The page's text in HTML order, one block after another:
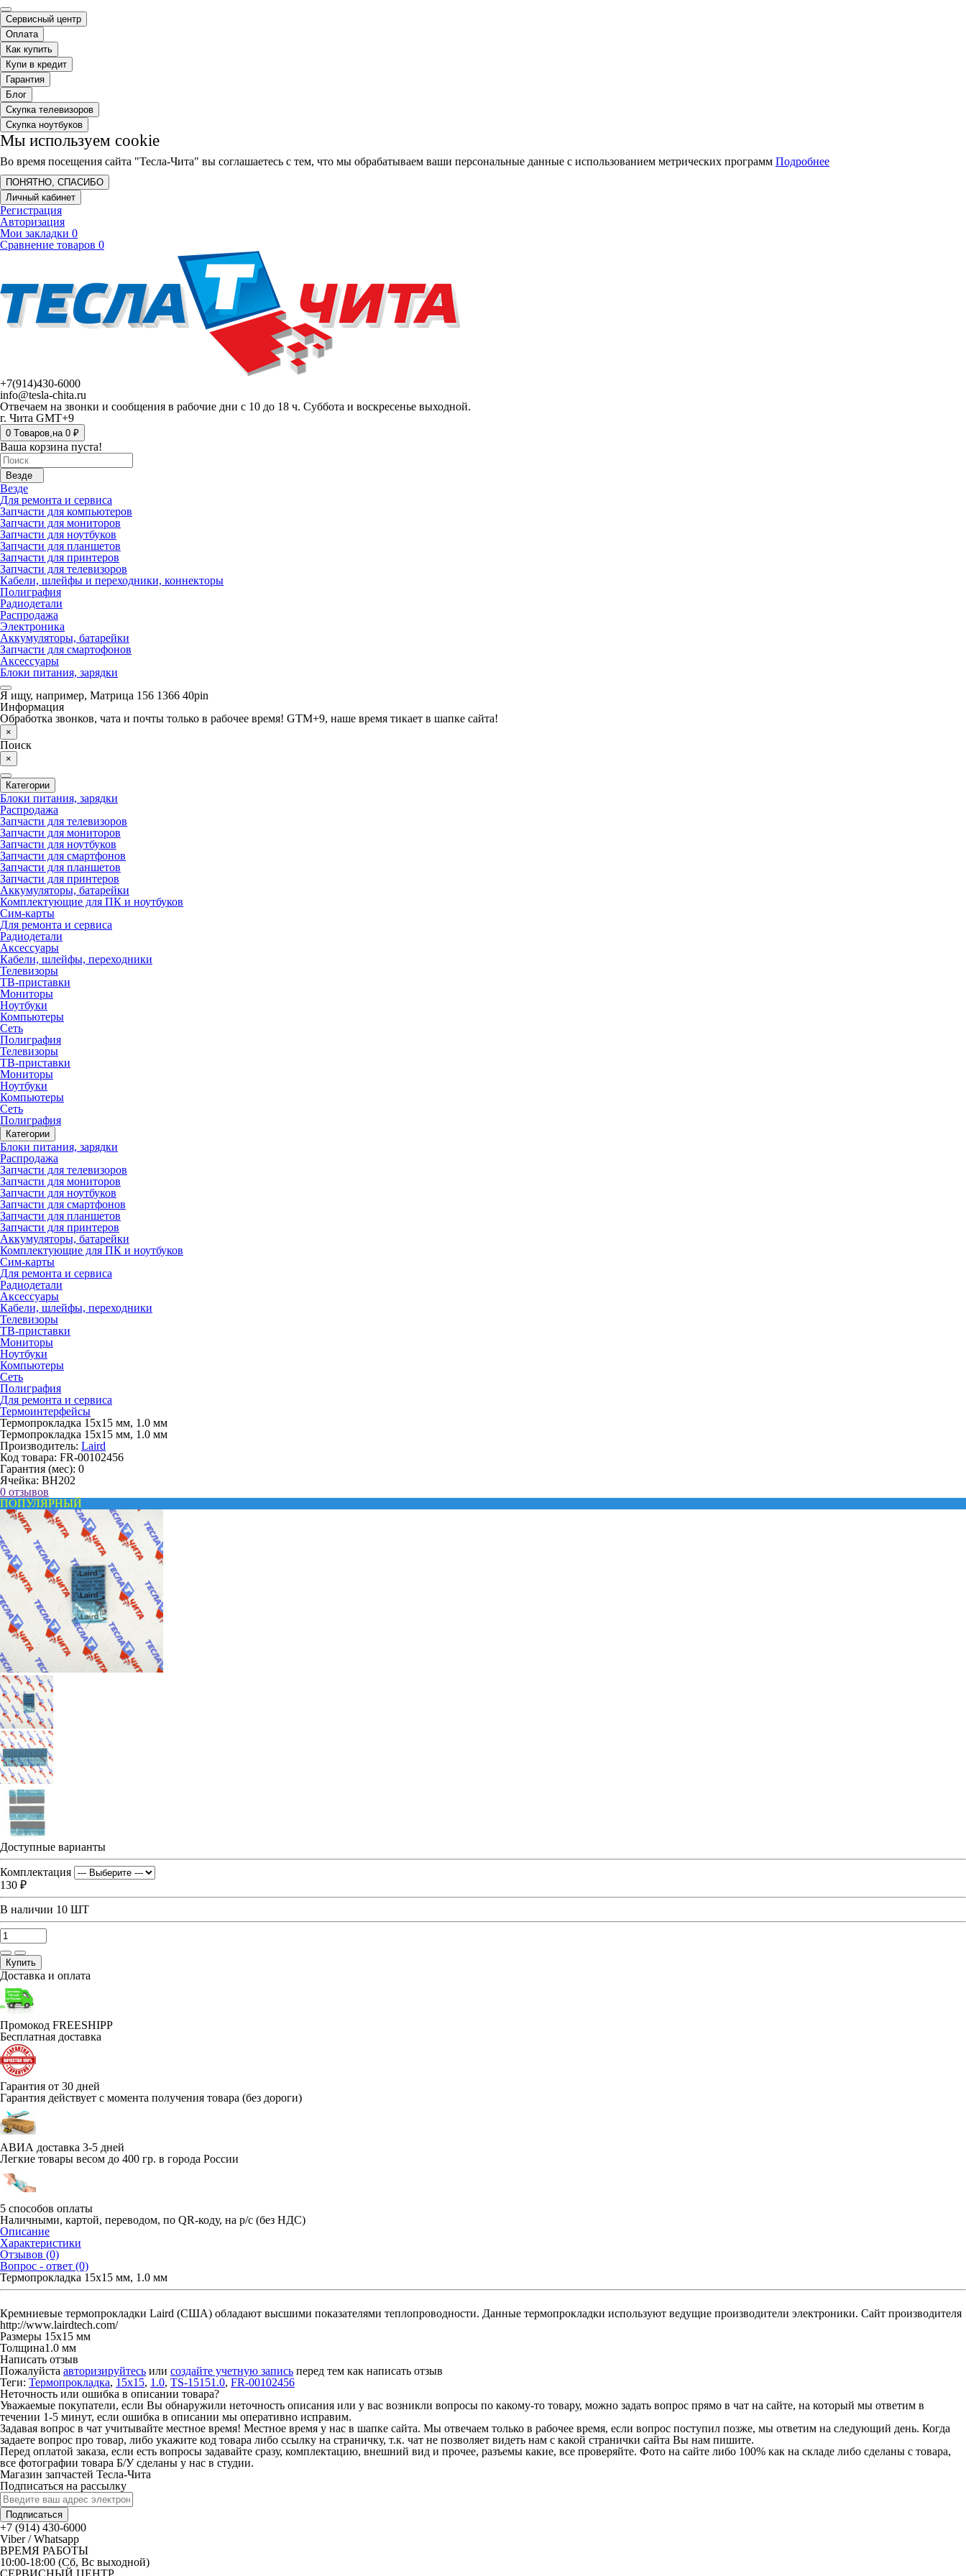
Сервисный центр
Оплата
Как купить
Купи в кредит
Гарантия
Блог
Скупка телевизоров
Скупка ноутбуков
Мы используем cookie
Во время посещения сайта "Тесла-Чита" вы соглашаетесь с тем, что мы обрабатываем ваши персональные данные с использованием метрических программ Подробнее
ПОНЯТНО, СПАСИБО
Личный кабинет
Регистрация
Авторизация
Мои закладки 0
Сравнение товаров 0
+7(914)430-6000
info@tesla-chita.ru
Отвечаем на звонки и сообщения в рабочие дни с 10 до 18 ч. Суббота и воскресенье выходной.
г. Чита GMT+9
0 Tоваров,на 0 ₽
Ваша корзина пуста!
Везде
Везде
Для ремонта и сервиса
Запчасти для компьютеров
Запчасти для мониторов
Запчасти для ноутбуков
Запчасти для планшетов
Запчасти для принтеров
Запчасти для телевизоров
Кабели, шлейфы и переходники, коннекторы
Полиграфия
Радиодетали
Распродажа
Электроника
Аккумуляторы, батарейки
Запчасти для смартофонов
Аксессуары
Блоки питания, зарядки
Я ищу, например, Матрица 156 1366 40pin
Информация
Обработка звонков, чата и почты только в рабочее время! GTM+9, наше время тикает в шапке сайта!
×
Поиск
×
Категории
Блоки питания, зарядки
Распродажа
Запчасти для телевизоров
Запчасти для мониторов
Запчасти для ноутбуков
Запчасти для смартфонов
Запчасти для планшетов
Запчасти для принтеров
Аккумуляторы, батарейки
Комплектующие для ПК и ноутбуков
Сим-карты
Для ремонта и сервиса
Радиодетали
Аксессуары
Кабели, шлейфы, переходники
Телевизоры
ТВ-приставки
Мониторы
Ноутбуки
Компьютеры
Сеть
Полиграфия
Телевизоры
ТВ-приставки
Мониторы
Ноутбуки
Компьютеры
Сеть
Полиграфия
Категории
Блоки питания, зарядки
Распродажа
Запчасти для телевизоров
Запчасти для мониторов
Запчасти для ноутбуков
Запчасти для смартфонов
Запчасти для планшетов
Запчасти для принтеров
Аккумуляторы, батарейки
Комплектующие для ПК и ноутбуков
Сим-карты
Для ремонта и сервиса
Радиодетали
Аксессуары
Кабели, шлейфы, переходники
Телевизоры
ТВ-приставки
Мониторы
Ноутбуки
Компьютеры
Сеть
Полиграфия
Для ремонта и сервиса
Термоинтерфейсы
Термопрокладка 15x15 мм, 1.0 мм
Термопрокладка 15x15 мм, 1.0 мм
Производитель: Laird
Код товара: FR-00102456
Гарантия (мес): 0
Ячейка: BH202
0 отзывов
ПОПУЛЯРНЫЙ
Доступные варианты
Комплектация
130 ₽
В наличии 10 ШТ
Купить
Доставка и оплата
Промокод FREESHIPP
Бесплатная доставка
Гарантия от 30 дней
Гарантия действует с момента получения товара (без дороги)
АВИА доставка 3-5 дней
Легкие товары весом до 400 гр. в города России
5 способов оплаты
Наличными, картой, переводом, по QR-коду, на р/с (без НДС)
Описание
Характеристики
Отзывов (0)
Вопрос - ответ (0)
Термопрокладка 15x15 мм, 1.0 мм
Кремниевые термопрокладки Laird (США) обладают высшими показателями теплопроводности. Данные термопрокладки используют ведущие производители электроники. Сайт производителя
http://www.lairdtech.com/
Размеры 15x15 мм
Толщина1.0 мм
Написать отзыв
Пожалуйста авторизируйтесь или создайте учетную запись перед тем как написать отзыв
Теги: Термопрокладка, 15x15, 1.0, TS-15151.0, FR-00102456
Неточность или ошибка в описании товара?
Уважаемые покупатели, если Вы обнаружили неточность описания или у вас возникли вопросы по какому-то товару, можно задать вопрос прямо в чат на сайте, на который мы ответим в
течении 1-5 минут, если ошибка в описании мы оперативно исправим.
Задавая вопрос в чат учитывайте местное время! Местное время у нас в шапке сайта. Мы отвечаем только в рабочее время, если вопрос поступил позже, мы ответим на следующий день. Когда
задаете вопрос про товар, либо укажите код товара либо ссылку на страничку, т.к. чат не позволяет видеть нам с какой странички сайта Вы нам пишите.
Перед оплатой заказа, если есть вопросы задавайте сразу, комплектацию, внешний вид и прочее, разъемы какие, все проверяйте. Фото на сайте либо 100% как на складе либо сделаны с товара,
все фотографии товара Б/У сделаны у нас в студии.
Магазин запчастей Тесла-Чита
Подписаться на рассылку
Подписаться
+7 (914) 430-6000
Viber / Whatsapp
ВРЕМЯ РАБОТЫ
10:00-18:00 (Сб, Вс выходной)
СЕРВИСНЫЙ ЦЕНТР